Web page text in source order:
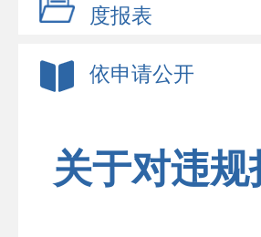
度报表
依申请公开
关于对违